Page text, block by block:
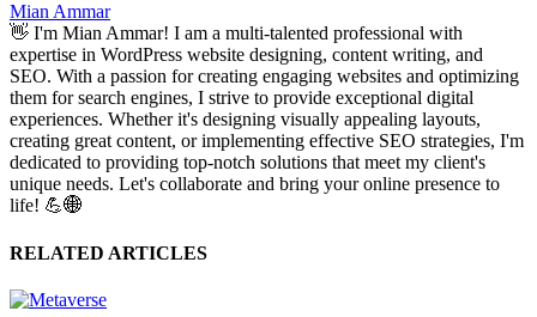
Mian Ammar
👋 I'm Mian Ammar! I am a multi-talented professional with
expertise in WordPress website designing, content writing, and
SEO. With a passion for creating engaging websites and optimizing
them for search engines, I strive to provide exceptional digital
experiences. Whether it's designing visually appealing layouts,
creating great content, or implementing effective SEO strategies, I'm
dedicated to providing top-notch solutions that meet my client's
unique needs. Let's collaborate and bring your online presence to
life! 💪🌐
RELATED ARTICLES